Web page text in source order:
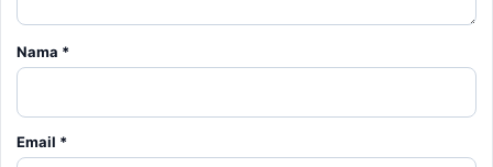
Nama *
Email *